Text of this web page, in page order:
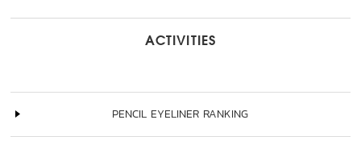
ACTIVITIES
PENCIL EYELINER RANKING